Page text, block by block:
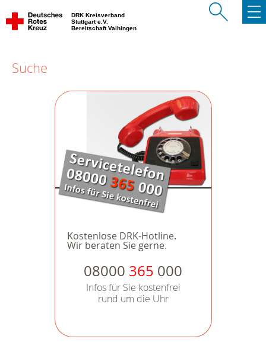
DRK Kreisverband
Stuttgart e.V.
Bereitschaft Vaihingen
Suche
Kostenlose DRK-Hotline.
Wir beraten Sie gerne.
08000 365 000
Infos für Sie kostenfrei
rund um die Uhr